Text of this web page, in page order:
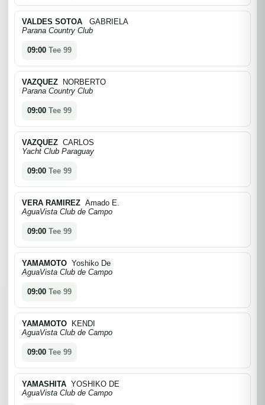
VALDES SOTOA GABRIELA
Parana Country Club
09:00 Tee 99
VAZQUEZ NORBERTO
Parana Country Club
09:00 Tee 99
VAZQUEZ CARLOS
Yacht Club Paraguay
09:00 Tee 99
VERA RAMIREZ Amado E.
AguaVista Club de Campo
09:00 Tee 99
YAMAMOTO Yoshiko De
AguaVista Club de Campo
09:00 Tee 99
YAMAMOTO KENDI
AguaVista Club de Campo
09:00 Tee 99
YAMASHITA YOSHIKO DE
AguaVista Club de Campo